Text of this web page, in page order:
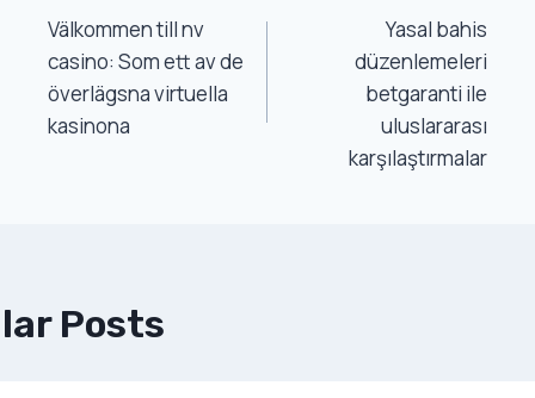
Navigation
Välkommen till nv
casino: Som ett av de
överlägsna virtuella
kasinona
Yasal bahis
düzenlemeleri
betgaranti ile
uluslararası
karşılaştırmalar
Posts